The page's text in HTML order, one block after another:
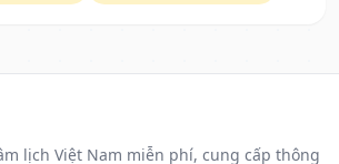
lịch Việt Nam miễn phí, cung cấp thông